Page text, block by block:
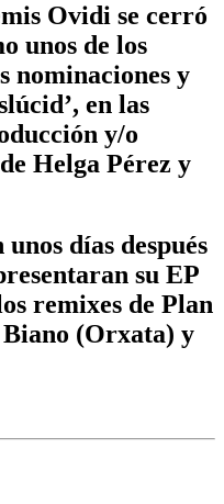
Ovidi se cerró
unos de los
nominaciones y
en las
y/o
Helga Pérez y
días después
su EP
remixes de Plan
(Orxata) y